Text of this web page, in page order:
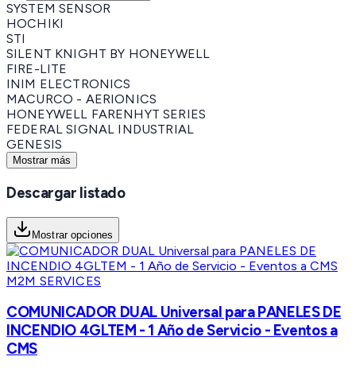
SYSTEM SENSOR
HOCHIKI
STI
SILENT KNIGHT BY HONEYWELL
FIRE-LITE
INIM ELECTRONICS
MACURCO - AERIONICS
HONEYWELL FARENHYT SERIES
FEDERAL SIGNAL INDUSTRIAL
GENESIS
Mostrar más
Descargar listado
Mostrar opciones
M2M SERVICES
COMUNICADOR DUAL Universal para PANELES DE
INCENDIO 4GLTEM - 1 Año de Servicio - Eventos a
CMS